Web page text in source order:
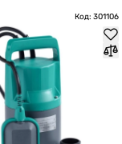
Код: 301106